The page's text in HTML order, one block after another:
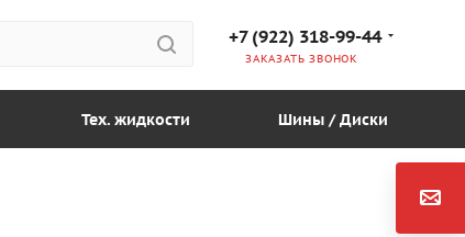
+7 (922) 318-99-44
ЗАКАЗАТЬ ЗВОНОК
Тех. жидкости Шины / Диски